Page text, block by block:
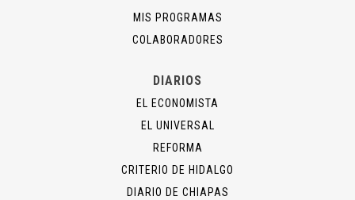
MIS PROGRAMAS
COLABORADORES
DIARIOS
EL ECONOMISTA
EL UNIVERSAL
REFORMA
CRITERIO DE HIDALGO
DIARIO DE CHIAPAS